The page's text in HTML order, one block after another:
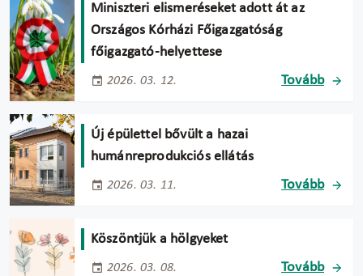
Miniszteri elismeréseket adott át az
Országos Kórházi Főigazgatóság
főigazgató-helyettese
2026. 03. 12. Tovább
Új épülettel bővült a hazai
humánreprodukciós ellátás
2026. 03. 11. Tovább
Köszöntjük a hölgyeket
2026. 03. 08. Tovább